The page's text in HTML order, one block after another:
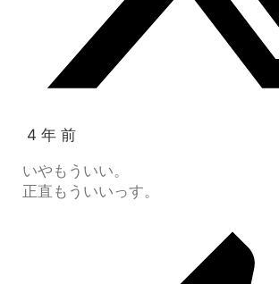
4 年 前
いやもういい。
正直もういいっす。